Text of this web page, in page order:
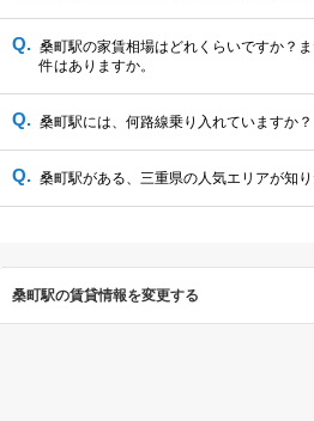
桑町駅の家賃相場はどれくらいですか？
件はありますか。
桑町駅には、何路線乗り入れていますか？
桑町駅がある、三重県の人気エリアが知り
桑町駅の賃貸情報を変更する